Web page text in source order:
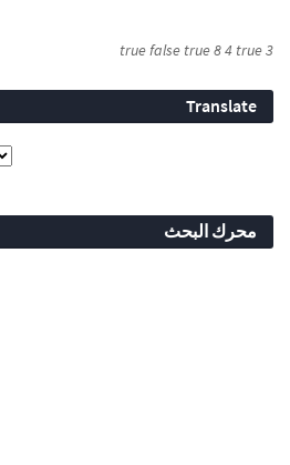
truefalse true84 true3
Translate
محرك البحث